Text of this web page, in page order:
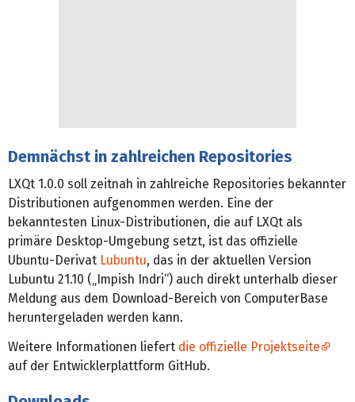
Demnächst in zahlreichen Repositories
LXQt 1.0.0 soll zeitnah in zahlreiche Repositories bekannter
Distributionen aufgenommen werden. Eine der
bekanntesten Linux-Distributionen, die auf LXQt als
primäre Desktop-Umgebung setzt, ist das offizielle
Ubuntu-Derivat Lubuntu, das in der aktuellen Version
Lubuntu 21.10 („Impish Indri“) auch direkt unterhalb dieser
Meldung aus dem Download-Bereich von ComputerBase
heruntergeladen werden kann.
Weitere Informationen liefert die offizielle Projektseite
auf der Entwicklerplattform GitHub.